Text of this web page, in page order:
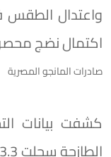
واعتدال
اكتمال نضج
صادرات المانجو المصرية
كشفت بيانات